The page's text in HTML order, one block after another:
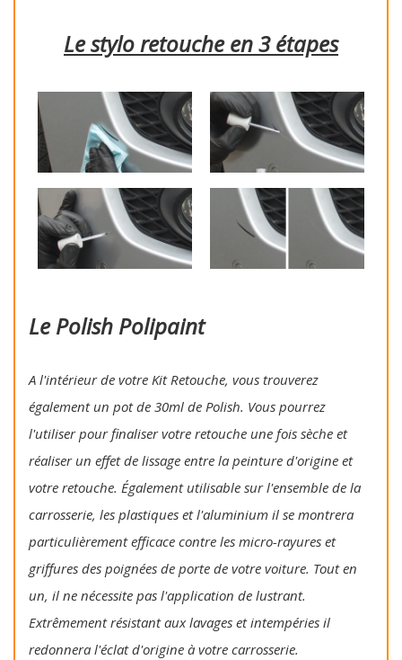
Le stylo retouche en 3 étapes
Le Polish Polipaint
A l'intérieur de votre Kit Retouche, vous trouverez
également un pot de 30ml de Polish. Vous pourrez
l'utiliser pour finaliser votre retouche une fois sèche et
réaliser un effet de lissage entre la peinture d'origine et
votre retouche. Également utilisable sur l'ensemble de la
carrosserie, les plastiques et l'aluminium il se montrera
particulièrement efficace contre les micro-rayures et
griffures des poignées de porte de votre voiture. Tout en
un, il ne nécessite pas l'application de lustrant.
Extrêmement résistant aux lavages et intempéries il
redonnera l'éclat d'origine à votre carrosserie.